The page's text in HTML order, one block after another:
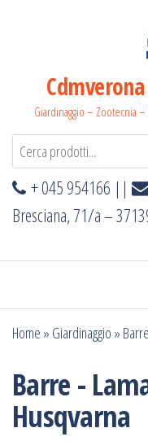
Giardinaggio – Zootecnia
+ 045 954166 ||
Bresciana, 71/a –
Home » Giardinaggio »
Barre -
Husqvarna